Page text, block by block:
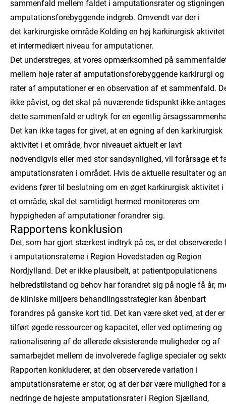
sammenfald mellem faldet i amputationsrater og stigningen
amputationsforebyggende indgreb. Omvendt var der i
det karkirurgiske område Kolding en høj karkirurgisk
et intermediært niveau for amputationer.
Det understreges, at vores opmærksomhed på
mellem høje rater af amputationsforebyggende karkirurgi og
rater af amputationer er en observation af et sammenfald.
ikke påvist, og det skal på nuværende tidspunkt ikke
dette sammenfald er udtryk for en egentlig
Det kan ikke tages for givet, at en øgning af den karkirurgisk
aktivitet i et område, hvor niveauet aktuelt er lavt
nødvendigvis eller med stor sandsynlighed, vil forårsage et
amputationsraten i området. Hvis de aktuelle resultater og
evidens fører til beslutning om en øget karkirurgisk aktivitet i
et område, skal det samtidigt hermed monitoreres om
hyppigheden af amputationer forandrer sig.
Rapportens konklusion
Det, som har gjort stærkest indtryk på os, er det observerede
i amputationsraterne i Region Hovedstaden og Region
Nordjylland. Det er ikke plausibelt, at patientpopulationens
helbredstilstand og behov har forandret sig på nogle få år,
de kliniske miljøers behandlingsstrategier kan åbenbart
forandres på ganske kort tid. Det kan være sket ved, at der er
tilført øgede ressourcer og kapacitet, eller ved optimering og
rationalisering af de allerede eksisterende muligheder og af
samarbejdet mellem de involverede faglige specialer og
Rapporten konkluderer, at den observerede variation i
amputationsraterne er stor, og at der bør være mulighed for
nedringe de højeste amputationsrater i Region Sjælland,